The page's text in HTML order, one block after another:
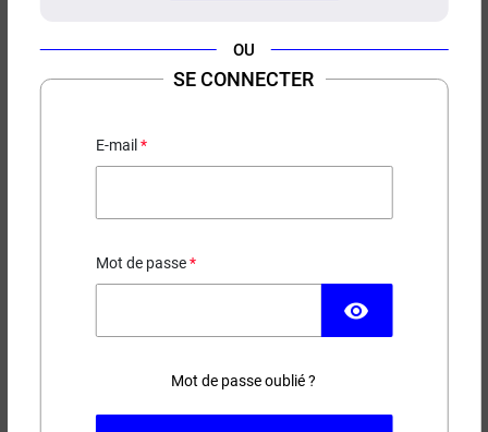
OU
SE CONNECTER
E-mail
Mot de passe
visibility
Mot de passe oublié ?
ROUGES GLACÉS LE POD
LIQUIDE BY PULP 60MLPACK
22,90 €
EN STOCK